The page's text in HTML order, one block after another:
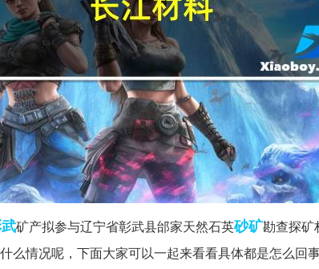
矿产拟参与辽宁省彰武县邰家天然石英砂矿勘查探矿
么情况呢，下面大家可以一起来看看具体都是怎么回事